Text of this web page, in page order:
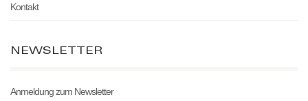
Kontakt
NEWSLETTER
Anmeldung zum Newsletter